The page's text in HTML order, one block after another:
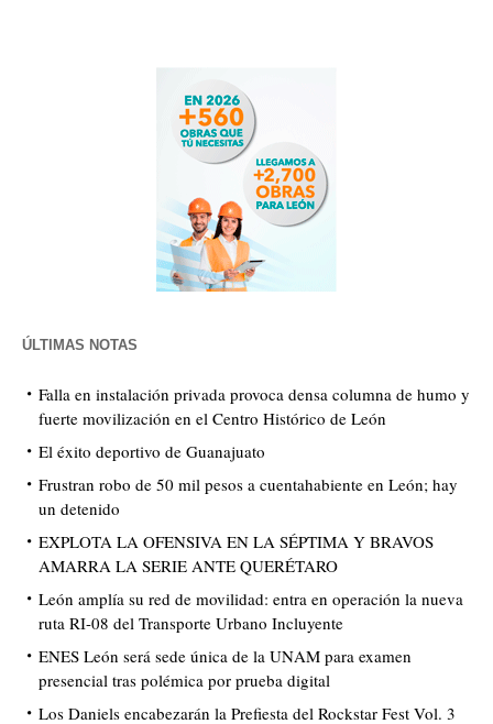
ÚLTIMAS NOTAS
Falla en instalación privada provoca densa columna de humo y
fuerte movilización en el Centro Histórico de León
El éxito deportivo de Guanajuato
Frustran robo de 50 mil pesos a cuentahabiente en León; hay
un detenido
EXPLOTA LA OFENSIVA EN LA SÉPTIMA Y BRAVOS
AMARRA LA SERIE ANTE QUERÉTARO
León amplía su red de movilidad: entra en operación la nueva
ruta RI-08 del Transporte Urbano Incluyente
ENES León será sede única de la UNAM para examen
presencial tras polémica por prueba digital
Los Daniels encabezarán la Prefiesta del Rockstar Fest Vol. 3